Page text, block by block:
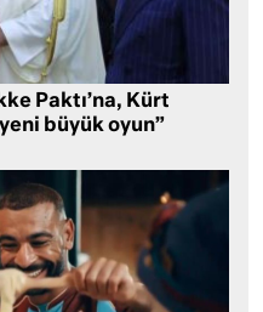
Paktı’na, Kürt
büyük oyun”